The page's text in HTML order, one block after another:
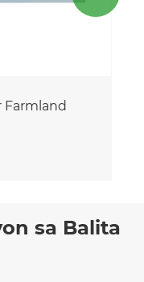
Solar
sa Balita